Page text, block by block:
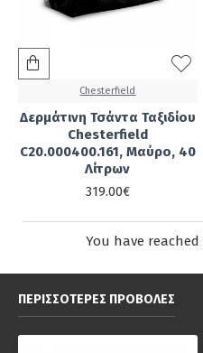
Chesterfield
Δερμάτινη Τσάντα Ταξιδίου
Chesterfield
C20.000400.161, Μαύρο, 40
Λίτρων
319.00€
You have
ΠΕΡΙΣΣΌΤΕΡΕΣ ΠΡΟΒΟΛΈΣ